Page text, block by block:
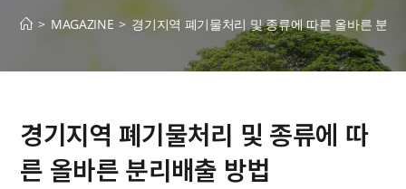
> MAGAZINE > 경기지역 폐기물처리 및 종류에 따른 올바른 분리
경기지역 폐기물처리 및 종류에 따
른 올바른 분리배출 방법